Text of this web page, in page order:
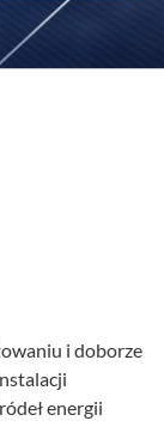
i doborze
energii